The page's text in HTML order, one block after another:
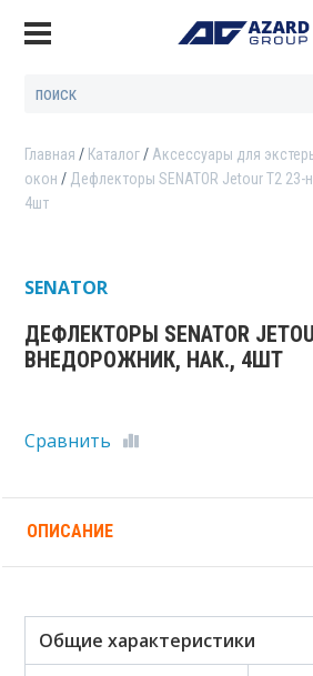
Главная Каталог Аксессуары для
окон
Дефлекторы SENATOR Jetour T2 23-
4шт
ДЕФЛЕКТОРЫ SENATOR
ВНЕДОРОЖНИК, НАК., 4ШТ
SENATOR
Сравнить
ОПИСАНИЕ
Общие характеристики